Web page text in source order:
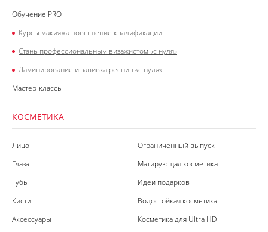
Обучение PRO
Курсы макияжа повышение квалификации
Стань профессиональным визажистом «с нуля»
Ламинирование и завивка ресниц «с нуля»
Мастер-классы
КОСМЕТИКА
Лицо
Глаза
Губы
Кисти
Аксессуары
Ограниченный выпуск
Матирующая косметика
Идеи подарков
Водостойкая косметика
Косметика для Ultra HD